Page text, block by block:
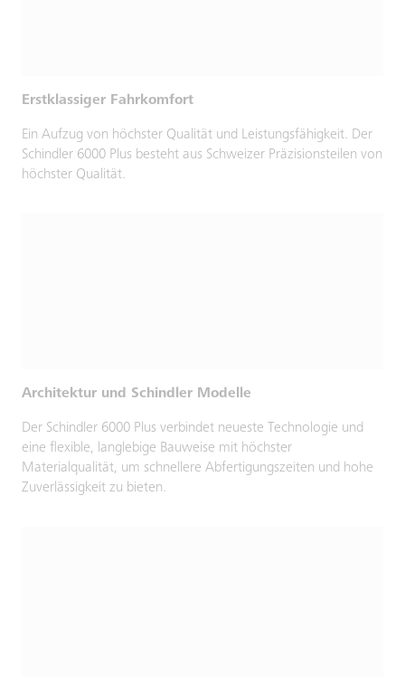
Erstklassiger Fahrkomfort
Ein Aufzug von höchster Qualität und Leistungsfähigkeit. Der
Schindler 6000 Plus besteht aus Schweizer Präzisionsteilen von
höchster Qualität.
Architektur und Schindler Modelle
Der Schindler 6000 Plus verbindet neueste Technologie und
eine flexible, langlebige Bauweise mit höchster
Materialqualität, um schnellere Abfertigungszeiten und hohe
Zuverlässigkeit zu bieten.